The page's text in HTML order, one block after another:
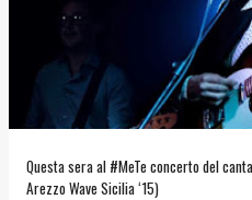
Questa sera al #MeTe concerto del
Arezzo Wave Sicilia ‘15)